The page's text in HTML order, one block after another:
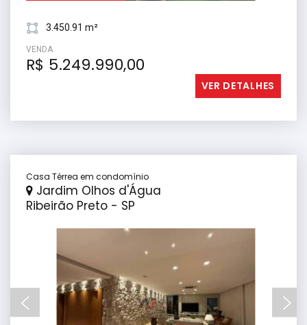
3.450.91 m²
VENDA
R$ 5.249.990,00
VER DETALHES
Casa Térrea em condomínio
Jardim Olhos d'Água
Ribeirão Preto - SP